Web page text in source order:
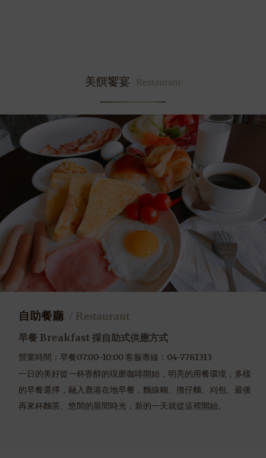
美饌饗宴 Restaurant
自助吧早餐 BREAKFAST
自助餐廳 / Restaurant
早餐 Breakfast 採自助式供應方式
營業時間：早餐07:00-10:00 客服專線：04-7781313
一日的美好從一杯香醇的現磨咖啡開始，明亮的用餐環境，多樣
的早餐選擇，融入鹿港在地早餐，麵線糊、擔仔麵、刈包、最後
再來杯麵茶、悠閒的晨間時光，新的一天就從這裡開始。